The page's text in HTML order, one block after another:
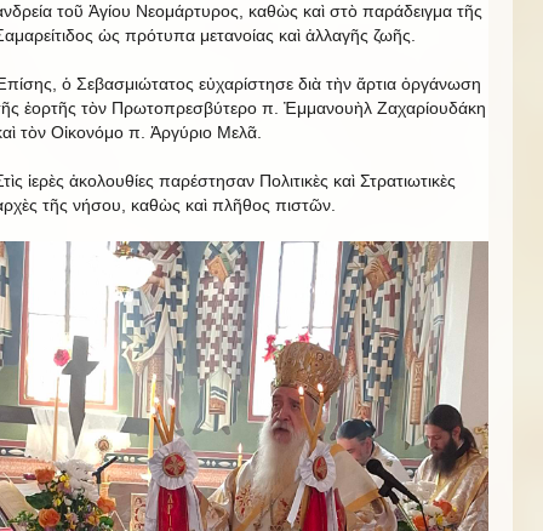
τοῦ Ἁγίου Νεομάρτυρος, καθὼς καὶ στὸ παράδειγμα τῆς
ὡς πρότυπα μετανοίας καὶ ἀλλαγῆς ζωῆς.
ὁ Σεβασμιώτατος εὐχαρίστησε διὰ τὴν ἄρτια ὀργάνωση
ἑορτῆς τὸν Πρωτοπρεσβύτερο π. Ἐμμανουὴλ Ζαχαρίουδάκη
τὸν Οἰκονόμο π. Ἀργύριο Μελᾶ.
ἱερὲς ἀκολουθίες παρέστησαν Πολιτικὲς καὶ Στρατιωτικὲς
τῆς νήσου, καθὼς καὶ πλῆθος πιστῶν.